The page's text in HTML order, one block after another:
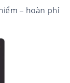
– hoàn phí